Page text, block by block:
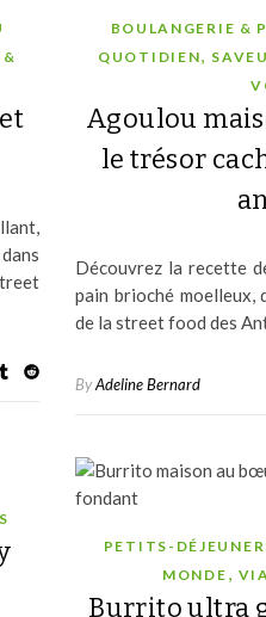
&
BOULANGERIE &
QUOTIDIEN,
Agoulou
le trésor
Découvrez la recette
pain brioché moelleux,
de la street food des
ByAdeline Bernard
PETITS-
MONDE ,
Burrito ultra